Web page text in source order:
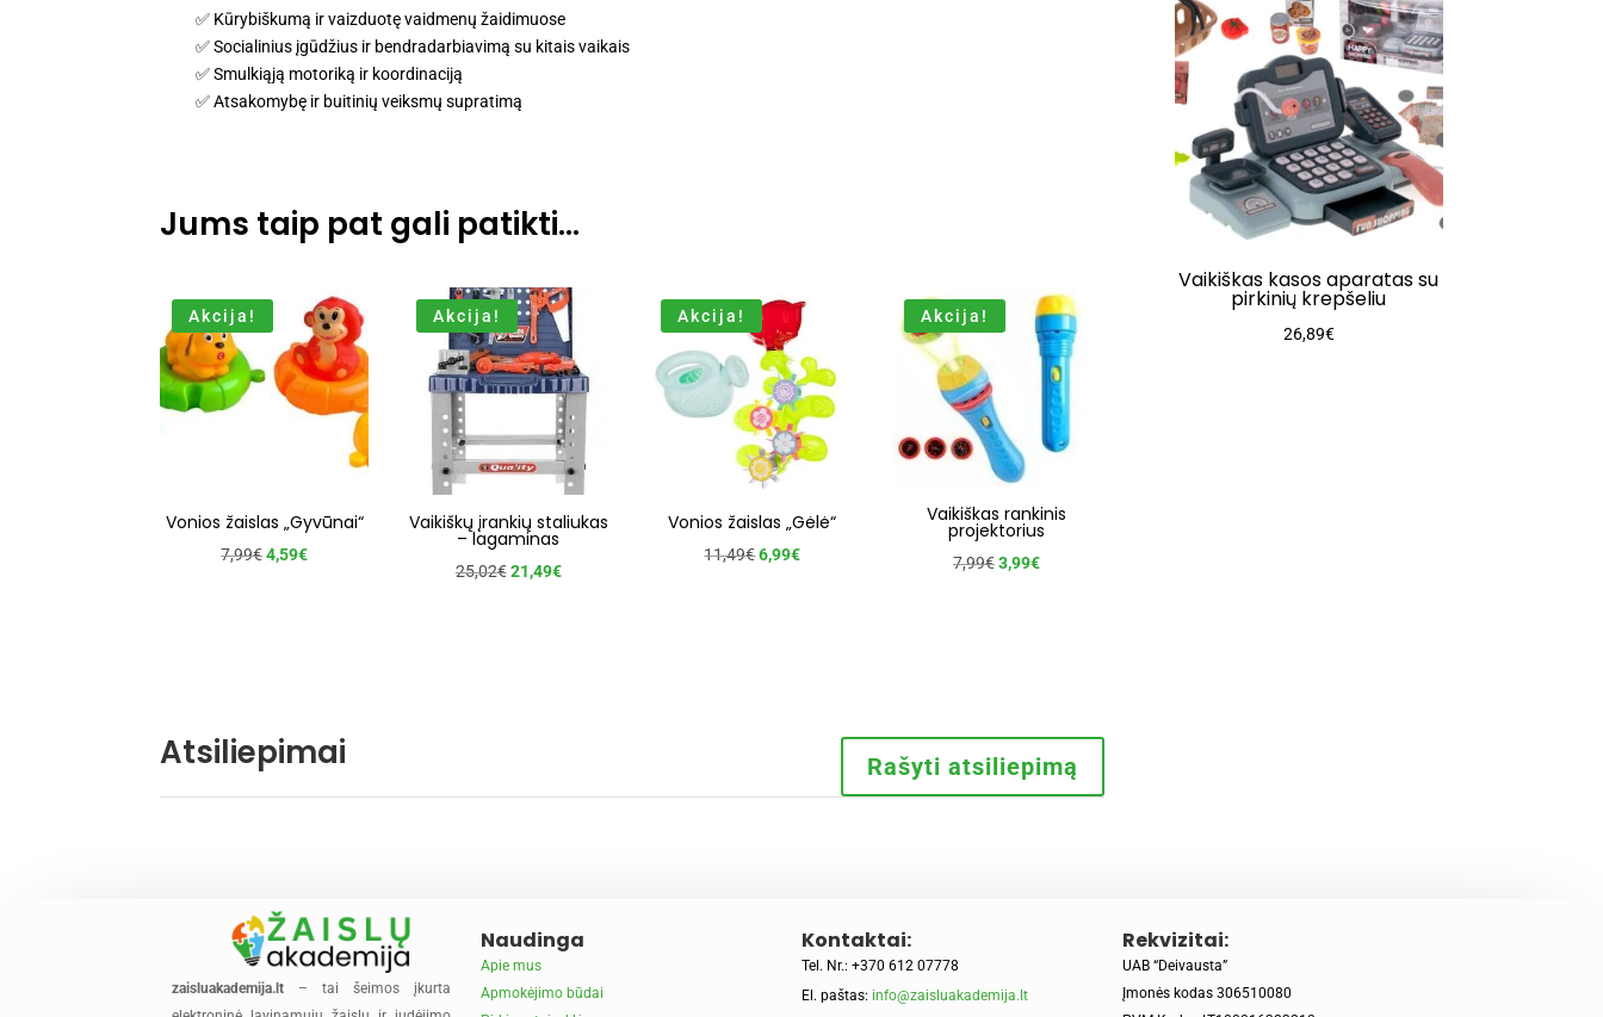
✅ Kūrybiškumą ir vaizduotę vaidmenų žaidimuose
✅ Socialinius įgūdžius ir bendradarbiavimą su kitais vaikais
✅ Smulkiąją motoriką ir koordinaciją
✅ Atsakomybę ir buitinių veiksmų supratimą
Jums taip pat gali patikti…
Akcija!
Vonios žaislas „Gyvūnai“
7,99€Original
4,59€Current
Akcija!
Vaikiškų įrankių staliukas
– lagaminas
25,02€ Original
21,49€Current
Akcija!
Vonios žaislas „Gėlė“
11,49€Original
6,99€Current
Akcija!
Vaikiškas rankinis
projektorius
7,99€Original
3,99€Current
Atsiliepimai Rašyti atsiliepimą
Vaikiškas kasos aparatas su
pirkinių krepšeliu
26,89€
zaisluakademija.lt – tai šeimos įkurta
Naudinga
Apie mus
Apmokėjimo būdai
Kontaktai:
Tel. Nr.: +370 612 07778
El. paštas: info@zaisluakademija.lt
Rekvizitai:
UAB “Deivausta”
Įmonės kodas 306510080